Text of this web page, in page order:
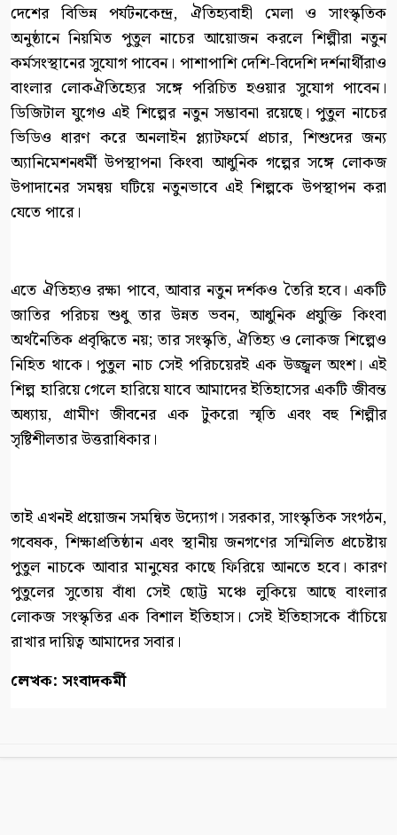
দেশের বিভিন্ন পর্যটনকেন্দ্র, ঐতিহ্যবাহী মেলা ও সাংস্কৃতিক
অনুষ্ঠানে নিয়মিত পুতুল নাচের আয়োজন করলে শিল্পীরা নতুন
কর্মসংস্থানের সুযোগ পাবেন। পাশাপাশি দেশি-বিদেশি দর্শনার্থীরাও
বাংলার লোকঐতিহ্যের সঙ্গে পরিচিত হওয়ার সুযোগ পাবেন।
ডিজিটাল যুগেও এই শিল্পের নতুন সম্ভাবনা রয়েছে। পুতুল নাচের
ভিডিও ধারণ করে অনলাইন প্ল্যাটফর্মে প্রচার, শিশুদের জন্য
অ্যানিমেশনধর্মী উপস্থাপনা কিংবা আধুনিক গল্পের সঙ্গে লোকজ
উপাদানের সমন্বয় ঘটিয়ে নতুনভাবে এই শিল্পকে উপস্থাপন করা
যেতে পারে।
এতে ঐতিহ্যও রক্ষা পাবে, আবার নতুন দর্শকও তৈরি হবে। একটি
জাতির পরিচয় শুধু তার উন্নত ভবন, আধুনিক প্রযুক্তি কিংবা
অর্থনৈতিক প্রবৃদ্ধিতে নয়; তার সংস্কৃতি, ঐতিহ্য ও লোকজ শিল্পেও
নিহিত থাকে। পুতুল নাচ সেই পরিচয়েরই এক উজ্জ্বল অংশ। এই
শিল্প হারিয়ে গেলে হারিয়ে যাবে আমাদের ইতিহাসের একটি জীবন্ত
অধ্যায়, গ্রামীণ জীবনের এক টুকরো স্মৃতি এবং বহু শিল্পীর
সৃষ্টিশীলতার উত্তরাধিকার।
তাই এখনই প্রয়োজন সমন্বিত উদ্যোগ। সরকার, সাংস্কৃতিক সংগঠন,
গবেষক, শিক্ষাপ্রতিষ্ঠান এবং স্থানীয় জনগণের সম্মিলিত প্রচেষ্টায়
পুতুল নাচকে আবার মানুষের কাছে ফিরিয়ে আনতে হবে। কারণ
পুতুলের সুতোয় বাঁধা সেই ছোট্ট মঞ্চে লুকিয়ে আছে বাংলার
লোকজ সংস্কৃতির এক বিশাল ইতিহাস। সেই ইতিহাসকে বাঁচিয়ে
রাখার দায়িত্ব আমাদের সবার।
লেখক: সংবাদকর্মী